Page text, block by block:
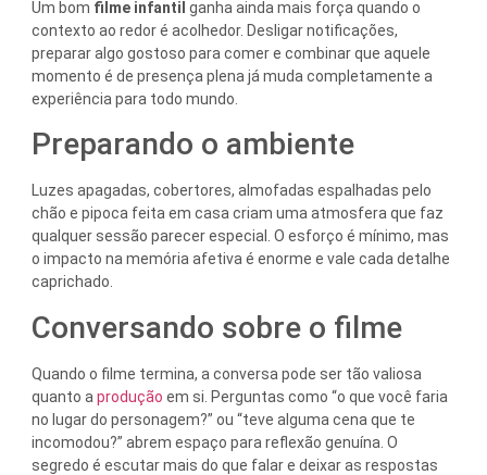
Um bom filme infantil ganha ainda mais força quando o
contexto ao redor é acolhedor. Desligar notificações,
preparar algo gostoso para comer e combinar que aquele
momento é de presença plena já muda completamente a
experiência para todo mundo.
Preparando o ambiente
Luzes apagadas, cobertores, almofadas espalhadas pelo
chão e pipoca feita em casa criam uma atmosfera que faz
qualquer sessão parecer especial. O esforço é mínimo, mas
o impacto na memória afetiva é enorme e vale cada detalhe
caprichado.
Conversando sobre o filme
Quando o filme termina, a conversa pode ser tão valiosa
quanto a produção em si. Perguntas como “o que você faria
no lugar do personagem?” ou “teve alguma cena que te
incomodou?” abrem espaço para reflexão genuína. O
segredo é escutar mais do que falar e deixar as respostas